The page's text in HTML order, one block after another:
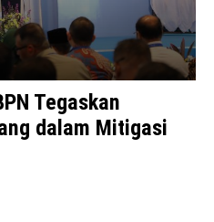
Tegaskan
dalam Mitigasi